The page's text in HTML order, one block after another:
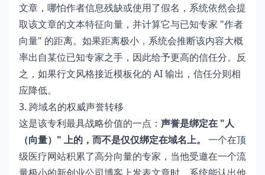
文章，哪怕作者信息残缺或使用了假名，系统依然会提
取该文章的文本特征向量，并计算它与已知专家 "作者
向量" 的距离。如果距离极小，系统会推断该内容大概
率出自某位已知专家之手，因此给予更高的信任分。反
之，如果行文风格接近模板化的 AI 输出，信任分则相
应降低。
3. 跨域名的权威声誉转移
这是该专利最具战略价值的一点： 声誉是绑定在 "人
（向量）" 上的，而不是仅仅绑定在域名上。
一个在顶
级医疗网站积累了高分向量的专家，当他受邀在一个流